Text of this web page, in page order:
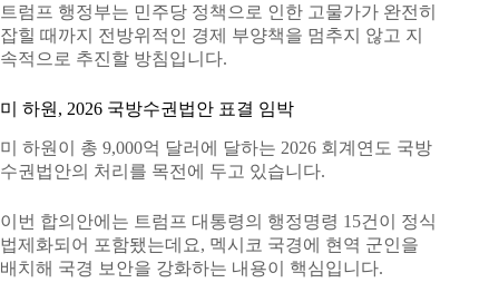
트럼프 행정부는 민주당 정책으로 인한 고물가가 완전히
잡힐 때까지 전방위적인 경제 부양책을 멈추지 않고 지
속적으로 추진할 방침입니다.
미 하원, 2026 국방수권법안 표결 임박
미 하원이 총 9,000억 달러에 달하는 2026 회계연도 국방
수권법안의 처리를 목전에 두고 있습니다.
이번 합의안에는 트럼프 대통령의 행정명령 15건이 정식
법제화되어 포함됐는데요, 멕시코 국경에 현역 군인을
배치해 국경 보안을 강화하는 내용이 핵심입니다.